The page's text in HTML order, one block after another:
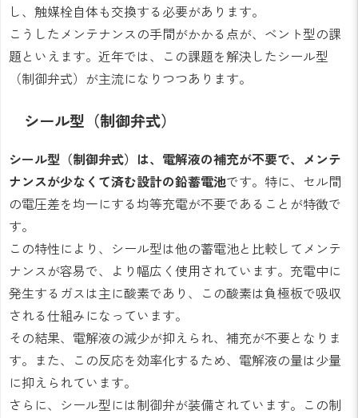
し、触媒栓自体も交換する必要があります。
こうしたメンテナンスの手間がかかる点が、ベント型の課
題といえます。近年では、この課題を解決したシール型
（制御弁式）が主流になりつつあります。
シール型（制御弁式）
シール型（制御弁式）は、電解液の補充が不要で、メンテ
ナンスが少なくて済む設計の鉛蓄電池です。特に、セル間
の電圧差を均一にする均等充電が不要であることが特徴で
す。
この特性により、シール型は他の蓄電池と比較してメンテ
ナンスが容易で、より幅広く使用されています。充電中に
発生するガスは主に酸素であり、この酸素は負極板で吸収
される仕組みになっています。
その結果、電解液の減少が抑えられ、補充が不要となりま
す。また、この反応を効率化するため、電解液の量は少量
に抑えられています。
さらに、シール型には制御弁が装備されています。この制